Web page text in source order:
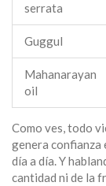
serrata
Guggul
Mahanarayan
oil
Como ves, todo
genera confianza
día a día. Y
cantidad ni de la